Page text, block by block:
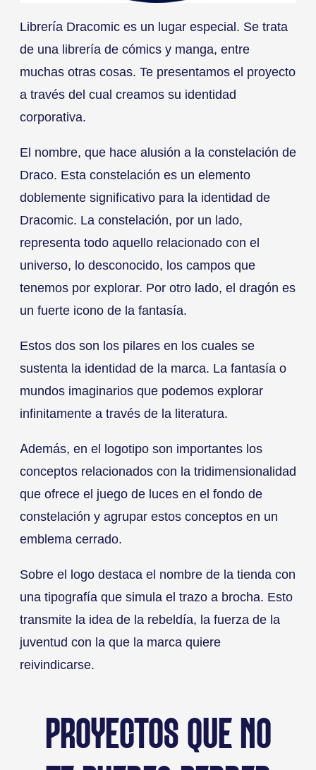
Librería Dracomic es un lugar especial. Se trata
de una librería de cómics y manga, entre
muchas otras cosas. Te presentamos el proyecto
a través del cual creamos su identidad
corporativa.
El nombre, que hace alusión a la constelación de
Draco. Esta constelación es un elemento
doblemente significativo para la identidad de
Dracomic. La constelación, por un lado,
representa todo aquello relacionado con el
universo, lo desconocido, los campos que
tenemos por explorar. Por otro lado, el dragón es
un fuerte icono de la fantasía.
Estos dos son los pilares en los cuales se
sustenta la identidad de la marca. La fantasía o
mundos imaginarios que podemos explorar
infinitamente a través de la literatura.
Además, en el logotipo son importantes los
conceptos relacionados con la tridimensionalidad
que ofrece el juego de luces en el fondo de
constelación y agrupar estos conceptos en un
emblema cerrado.
Sobre el logo destaca el nombre de la tienda con
una tipografía que simula el trazo a brocha. Esto
transmite la idea de la rebeldía, la fuerza de la
juventud con la que la marca quiere
reivindicarse.
PROYECTOS QUE NO